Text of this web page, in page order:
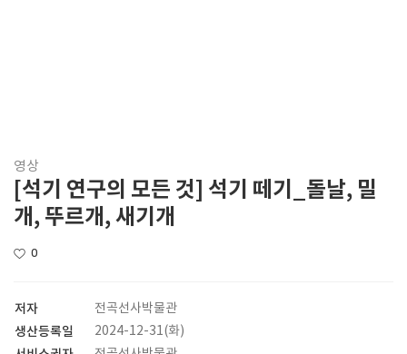
영상
[석기 연구의 모든 것] 석기 떼기_돌날, 밀
개, 뚜르개, 새기개
0
저자 전곡선사박물관
생산등록일 2024-12-31(화)